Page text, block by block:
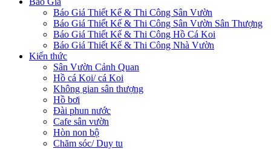
Báo Giá Thiết Kế & Thi Công Sân Vườn
Báo Giá Thiết Kế & Thi Công Sân Vườn Sân Thượng
Báo Giá Thiết Kế & Thi Công Hồ Cá Koi
Báo Giá Thiết Kế & Thi Công Nhà Vườn
Kiến thức
Sân Vườn Cảnh Quan
Hồ cá Koi/ cá Koi
Không gian sân thượng
Hồ bơi
Đài phun nước
Cafe sân vườn
Hòn non bộ
Chăm sóc/ Duy tu